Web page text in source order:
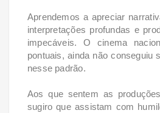
Aprendemos a apreciar
interpretações profundas e
impecáveis. O cinema
pontuais, ainda não conseguiu
nesse padrão.
Aos que sentem as
sugiro que assistam com